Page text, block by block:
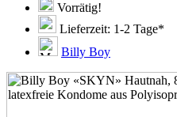
Vorrätig!
Lieferzeit: 1-2 Tage*
Billy Boy